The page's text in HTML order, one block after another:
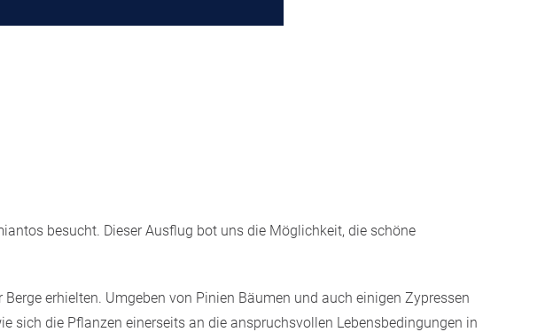
besucht. Dieser Ausflug bot uns die Möglichkeit, die schöne
erhielten. Umgeben von Pinien Bäumen und auch einigen Zypressen
sich die Pflanzen einerseits an die anspruchsvollen Lebensbedingungen in